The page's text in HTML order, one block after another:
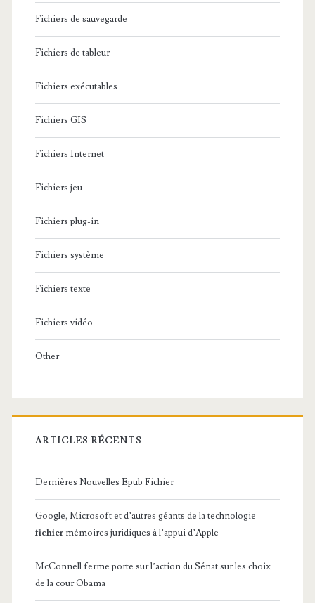
Fichiers de sauvegarde
Fichiers de tableur
Fichiers exécutables
Fichiers GIS
Fichiers Internet
Fichiers jeu
Fichiers plug-in
Fichiers système
Fichiers texte
Fichiers vidéo
Other
ARTICLES RÉCENTS
Dernières Nouvelles Epub Fichier
Google, Microsoft et d’autres géants de la technologie
fichier mémoires juridiques à l’appui d’Apple
McConnell ferme porte sur l’action du Sénat sur les choix
de la cour Obama